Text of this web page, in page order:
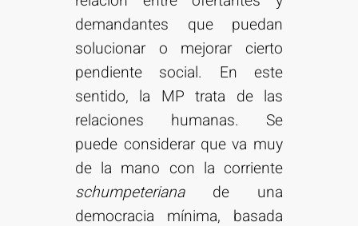
demandantes que puedan
solucionar o mejorar cierto
pendiente social. En este
sentido, la MP trata de las
relaciones humanas. Se
puede considerar que va muy
de la mano con la corriente
schumpeteriana
de una
democracia mínima, basada